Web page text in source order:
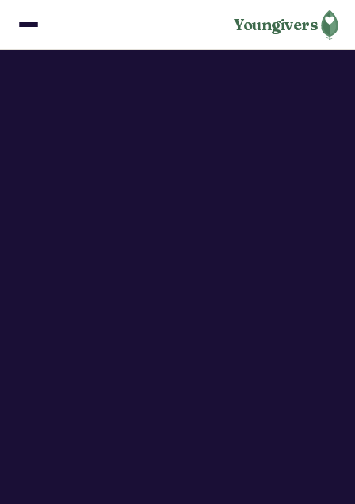
Youngivers